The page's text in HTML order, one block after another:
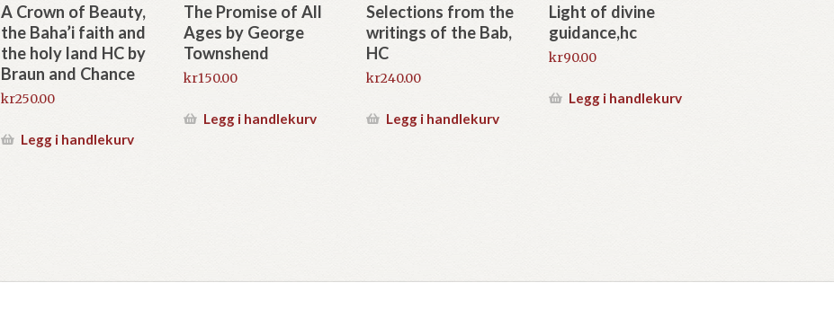
A Crown of Beauty,
the Baha’i faith and
the holy land HC by
Braun and Chance
kr250.00
Legg i handlekurv
The Promise of All
Ages by George
Townshend
kr150.00
Legg i handlekurv
Selections from the
writings of the Bab,
HC
kr240.00
Legg i handlekurv
Light of divine
guidance,hc
kr90.00
Legg i handlekurv